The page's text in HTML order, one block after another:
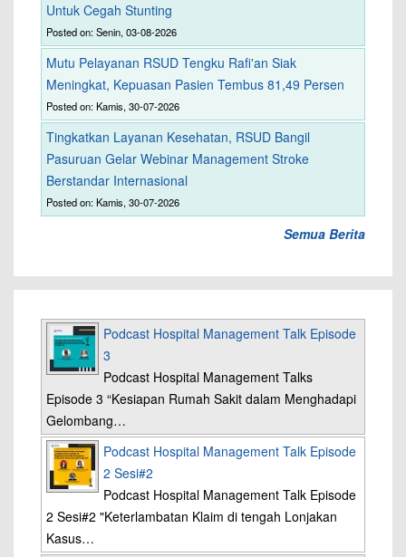
Untuk Cegah Stunting
Posted on: Senin, 03-08-2026
Mutu Pelayanan RSUD Tengku Rafi'an Siak
Meningkat, Kepuasan Pasien Tembus 81,49 Persen
Posted on: Kamis, 30-07-2026
Tingkatkan Layanan Kesehatan, RSUD Bangil
Pasuruan Gelar Webinar Management Stroke
Berstandar Internasional
Posted on: Kamis, 30-07-2026
Semua Berita
Podcast Hospital Management Talk Episode
3
Podcast Hospital Management Talks
Episode 3 “Kesiapan Rumah Sakit dalam Menghadapi
Gelombang…
Podcast Hospital Management Talk Episode
2 Sesi#2
Podcast Hospital Management Talk Episode
2 Sesi#2 "Keterlambatan Klaim di tengah Lonjakan
Kasus…